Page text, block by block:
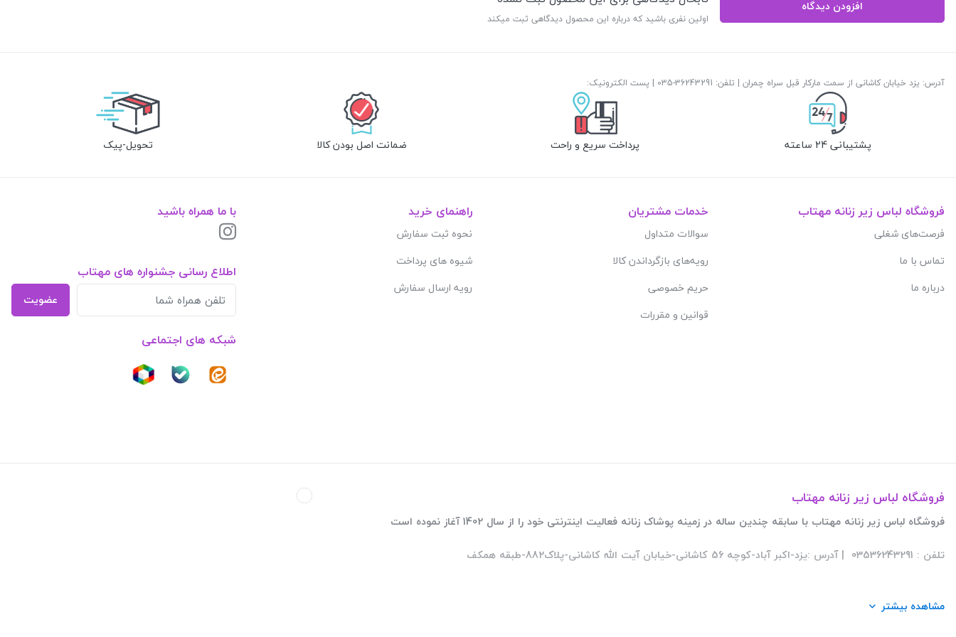
افزودن دیدگاه
اولین نفری باشید که درباره این محصول دیدگاهی ثبت میکند
آدرس: یزد خیابان کاشانی از سمت مارکار قبل سراه چمران | تلفن: ‎035-36243291 | پست الکترونیک:
پشتیبانی 24 ساعته پرداخت سریع و راحت ضمانت اصل بودن کالا تحویل-پیک
فروشگاه لباس زیر زنانه مهتاب
فرصت‌های شغلی
تماس با ما
درباره ما
خدمات مشتریان
سوالات متداول
رویه‌های بازگرداندن کالا
حریم خصوصی
قوانین و مقررات
راهنمای خرید
نحوه ثبت سفارش
شیوه های پرداخت
رویه ارسال سفارش
با ما همراه باشید
اطلاع رسانی جشنواره های مهتاب
عضویت
شبکه های اجتماعی
فروشگاه لباس زیر زنانه مهتاب
فروشگاه لباس زیر زنانه مهتاب با سابقه چندین ساله در زمینه پوشاک زنانه فعالیت اینترنتی خود را از سال 1402 آغاز نموده است
تلفن : 03536243291 | آدرس :یزد-اکبر آباد-کوچه 56 کاشانی-خیابان آیت الله کاشانی-پلاک882-طبقه همکف
مشاهده بیشتر